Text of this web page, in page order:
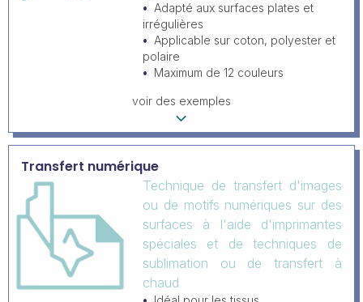
Adapté aux surfaces plates et
irrégulières
Applicable sur coton, polyester et
polaire
Maximum de 12 couleurs
voir des exemples
Transfert numérique
Technique de transfert d'images
ou de motifs numériques sur des
surfaces à l'aide d'imprimantes
spéciales et de techniques de
sublimation ou de transfert à
chaud